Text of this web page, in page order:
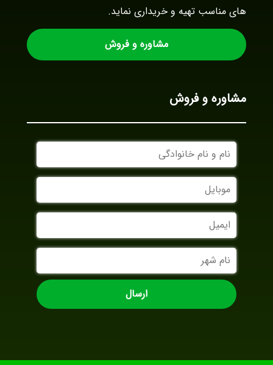
های مناسب تهیه و خریداری نماید.
مشاوره و فروش
مشاوره و فروش
نام
و
نام
خانوادگی
موبایل
ایمیل
نام
شهر